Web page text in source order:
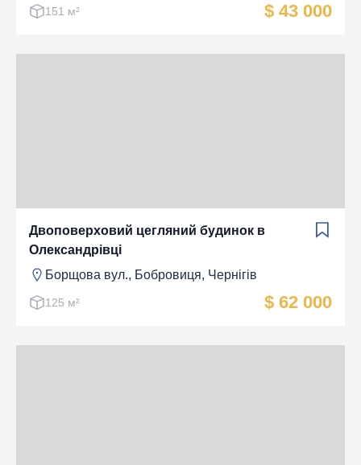
151 м² $ 43 000
Двоповерховий цегляний будинок в
Олександрівці
Борщова вул., Бобровиця, Чернігів
125 м² $ 62 000